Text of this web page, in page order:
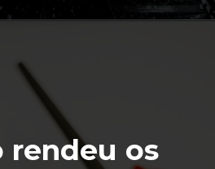
rendeu os